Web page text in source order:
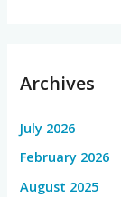
Archives
July 2026
February 2026
August 2025